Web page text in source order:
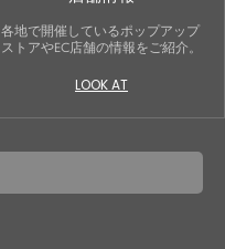
各地で開催しているポップアップ
ストアやEC店舗の情報をご紹介。
LOOK AT